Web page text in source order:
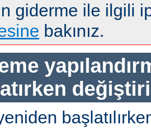
giderme ile ilgili
bakınız.